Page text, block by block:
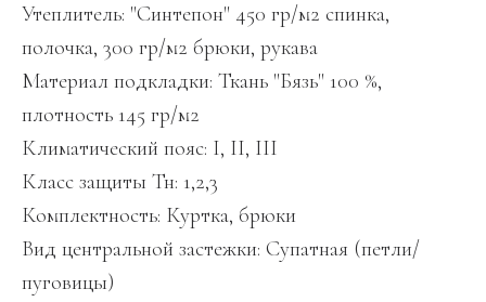
Утеплитель: "Синтепон" 450 гр/м2 спинка,
полочка, 300 гр/м2 брюки, рукава
Материал подкладки: Ткань "Бязь" 100 %,
плотность 145 гр/м2
Климатический пояс: I, II, III
Класс защиты Тн: 1,2,3
Комплектность: Куртка, брюки
Вид центральной застежки: Супатная (петли/
пуговицы)